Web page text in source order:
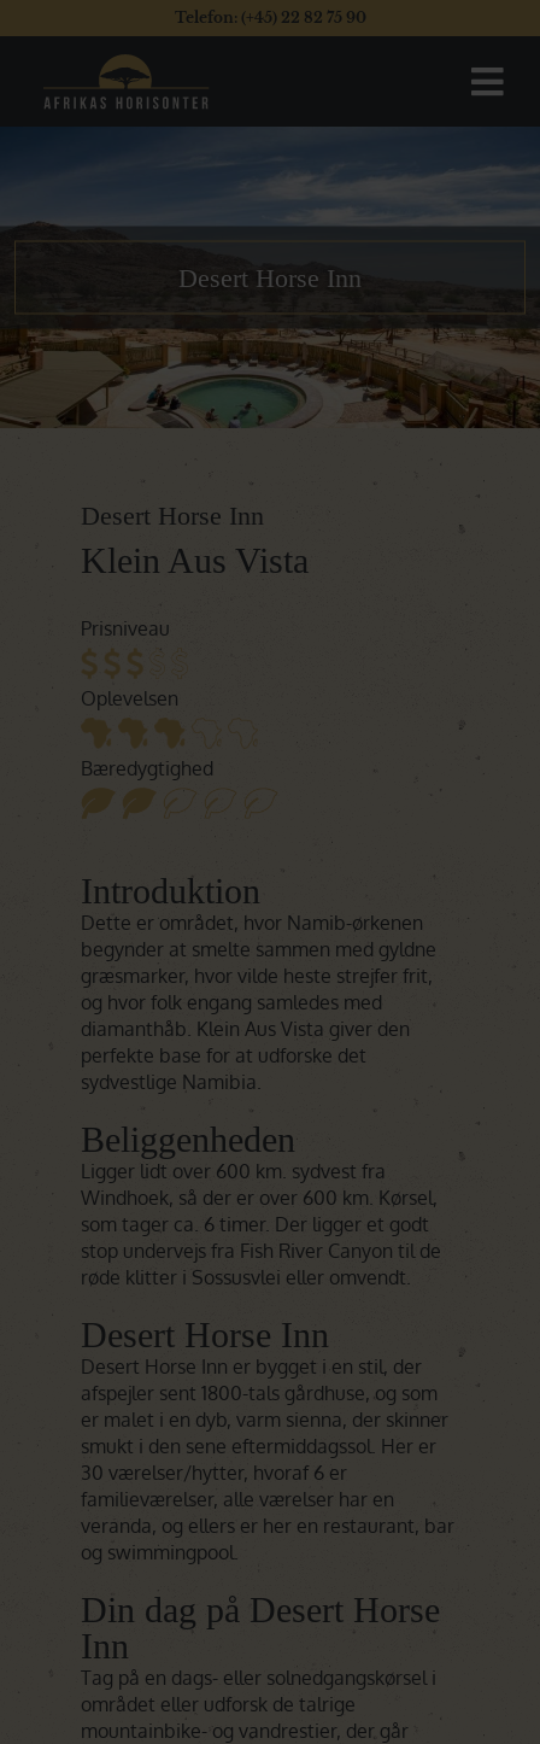
Telefon: (+45) 22 82 75 90
Desert Horse Inn
Desert Horse Inn
Klein Aus Vista
Prisniveau
Oplevelsen
Bæredygtighed
Introduktion
Dette er området, hvor Namib-ørkenen
begynder at smelte sammen med gyldne
græsmarker, hvor vilde heste strejfer frit,
og hvor folk engang samledes med
diamanthåb. Klein Aus Vista giver den
perfekte base for at udforske det
sydvestlige Namibia.
Beliggenheden
Ligger lidt over 600 km. sydvest fra
Windhoek, så der er over 600 km. Kørsel,
som tager ca. 6 timer. Der ligger et godt
stop undervejs fra Fish River Canyon til de
røde klitter i Sossusvlei eller omvendt.
Desert Horse Inn
Desert Horse Inn er bygget i en stil, der
afspejler sent 1800-tals gårdhuse, og som
er malet i en dyb, varm sienna, der skinner
smukt i den sene eftermiddagssol. Her er
30 værelser/hytter, hvoraf 6 er
familieværelser, alle værelser har en
veranda, og ellers er her en restaurant, bar
og swimmingpool.
Din dag på Desert Horse
Inn
Tag på en dags- eller solnedgangskørsel i
området eller udforsk de talrige
mountainbike- og vandrestier, der går